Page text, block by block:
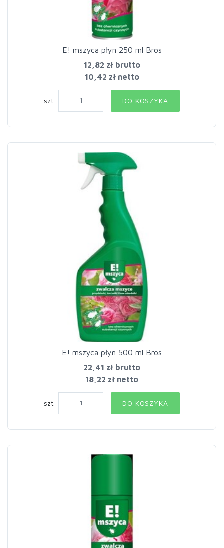
E! mszyca płyn 250 ml Bros
12,82 złbrutto
10,42 zł netto
szt. DO KOSZYKA
E! mszyca płyn 500 ml Bros
22,41 zł brutto
18,22 zł netto
szt. DO KOSZYKA